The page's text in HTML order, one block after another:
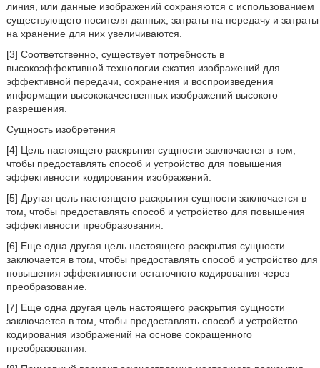
линия, или данные изображений сохраняются с использованием
существующего носителя данных, затраты на передачу и затраты
на хранение для них увеличиваются.
[3] Соответственно, существует потребность в
высокоэффективной технологии сжатия изображений для
эффективной передачи, сохранения и воспроизведения
информации высококачественных изображений высокого
разрешения.
Сущность изобретения
[4] Цель настоящего раскрытия сущности заключается в том,
чтобы предоставлять способ и устройство для повышения
эффективности кодирования изображений.
[5] Другая цель настоящего раскрытия сущности заключается в
том, чтобы предоставлять способ и устройство для повышения
эффективности преобразования.
[6] Еще одна другая цель настоящего раскрытия сущности
заключается в том, чтобы предоставлять способ и устройство для
повышения эффективности остаточного кодирования через
преобразование.
[7] Еще одна другая цель настоящего раскрытия сущности
заключается в том, чтобы предоставлять способ и устройство
кодирования изображений на основе сокращенного
преобразования.